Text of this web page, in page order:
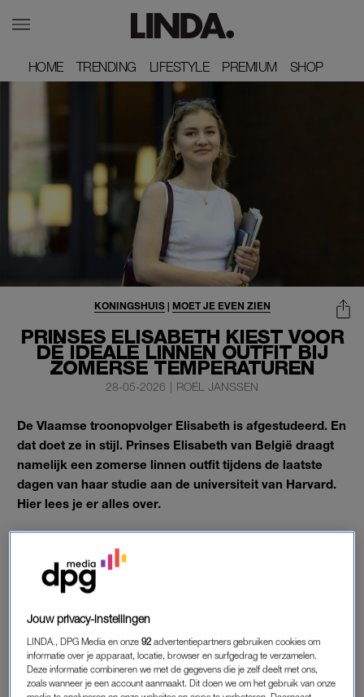
HOME
HOME TRENDING
TRENDING LIFESTYLE
LIFESTYLE PREMIUM
PREMIUM SHOP
SHOP
PRINSES ELISABETH KIEST VOOR
DÉ IDEALE LINNEN OUTFIT BIJ
ZOMERSE TEMPERATUREN
KONINGSHUIS| MOET JE EVEN ZIEN
28-05-2026 | ROEL JANSSEN
De Vlaamse troonopvolger Elisabeth is afgestudeerd. En
dat doet ze in stijl. Prinses Elisabeth van België draagt
namelijk een zomerse linnen outfit tijdens de laatste
dagen van haar studie aan de universiteit van Harvard.
Hier lees je er alles over.
Ook haar ouders zijn aanwezig op de universiteit.
PRINSES ELISABETH DRAAGT LINNEN
Prinses Elisabeth, de oudste dochter van koning Filip en
koningin Mathilde van België, studeerde twee jaar Public
Policy aan de Amerikaanse universiteit Harvard. Dat was nog
best spannend nadat president Trump afgelopen zomer
Jouw privacy-instellingen
LINDA., DPG Media en onze92 advertentiepartners gebruiken cookies om
informatie over je apparaat, locatie, browser en surfgedrag te verzamelen.
Deze informatie combineren we met de gegevens die je zelf deelt met ons,
zoals wanneer je een account aanmaakt. Dit doen we om het gebruik van onze